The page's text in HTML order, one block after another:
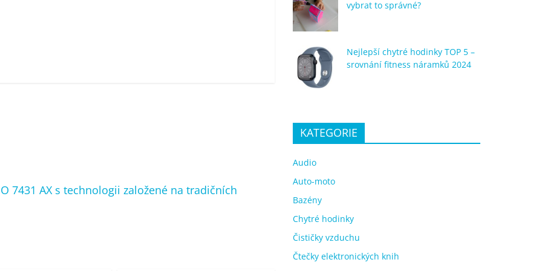
7431 AX s technologii založené na tradičních
vybrat to správné?
Nejlepší chytré hodinky TOP 5 –
srovnání fitness náramků 2024
KATEGORIE
Audio
Auto-moto
Bazény
Chytré hodinky
Čističky vzduchu
Čtečky elektronických knih